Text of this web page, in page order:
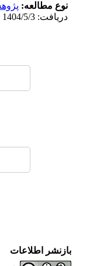
نوع مطالعه:
دریافت: 1404/5/3 | پذیرش: 1404/7/2 | انتشار: 1404/9/30
بازنشر اطلاعات